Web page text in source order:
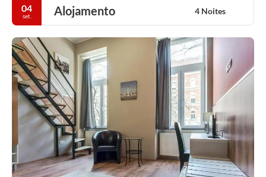
04
set. Alojamento 4 Noites